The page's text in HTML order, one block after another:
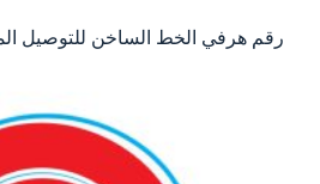
رقم هرفي الخط الساخن للتوصيل